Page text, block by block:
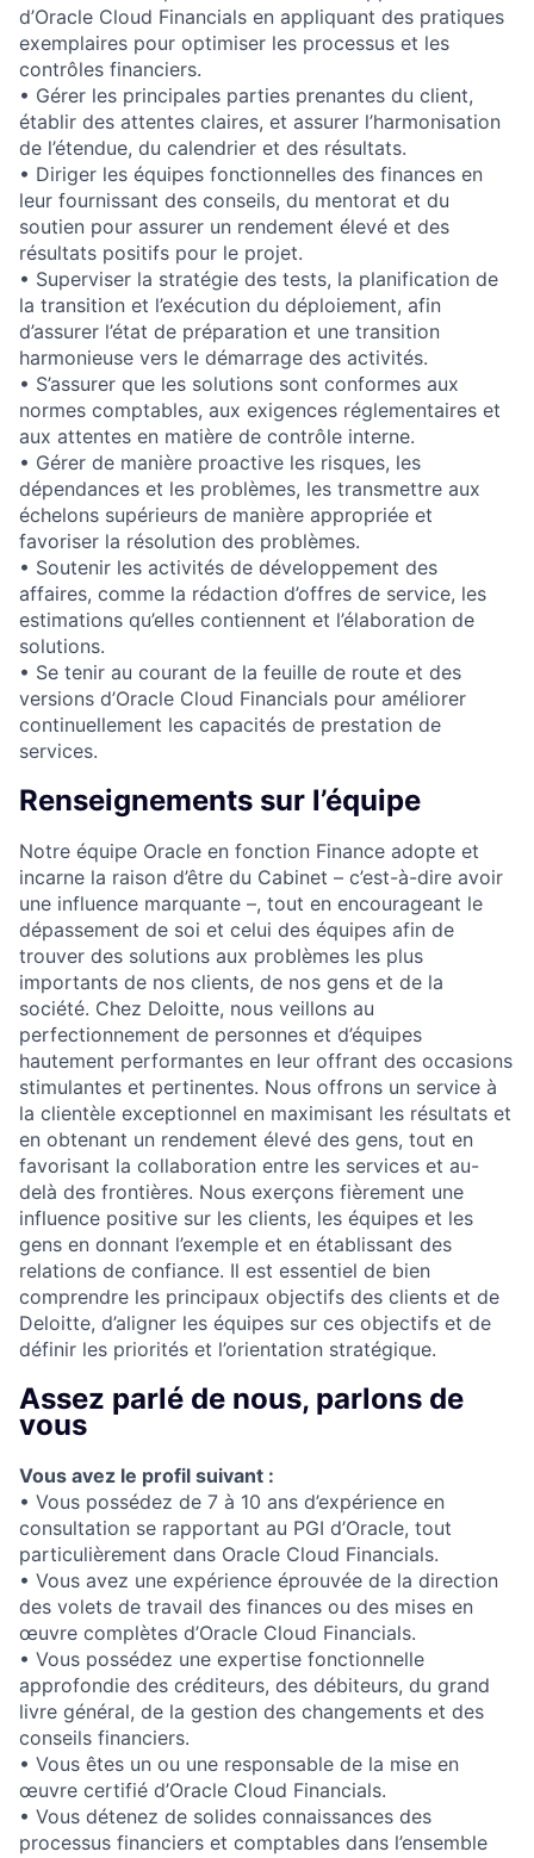
d’Oracle Cloud Financials en appliquant des pratiques
exemplaires pour optimiser les processus et les
contrôles financiers.
• Gérer les principales parties prenantes du client,
établir des attentes claires, et assurer l’harmonisation
de l’étendue, du calendrier et des résultats.
• Diriger les équipes fonctionnelles des finances en
leur fournissant des conseils, du mentorat et du
soutien pour assurer un rendement élevé et des
résultats positifs pour le projet.
• Superviser la stratégie des tests, la planification de
la transition et l’exécution du déploiement, afin
d’assurer l’état de préparation et une transition
harmonieuse vers le démarrage des activités.
• S’assurer que les solutions sont conformes aux
normes comptables, aux exigences réglementaires et
aux attentes en matière de contrôle interne.
• Gérer de manière proactive les risques, les
dépendances et les problèmes, les transmettre aux
échelons supérieurs de manière appropriée et
favoriser la résolution des problèmes.
• Soutenir les activités de développement des
affaires, comme la rédaction d’offres de service, les
estimations qu’elles contiennent et l’élaboration de
solutions.
• Se tenir au courant de la feuille de route et des
versions d’Oracle Cloud Financials pour améliorer
continuellement les capacités de prestation de
services.
Renseignements sur l’équipe
Notre équipe Oracle en fonction Finance adopte et
incarne la raison d’être du Cabinet – c’est-à-dire avoir
une influence marquante –, tout en encourageant le
dépassement de soi et celui des équipes afin de
trouver des solutions aux problèmes les plus
importants de nos clients, de nos gens et de la
société. Chez Deloitte, nous veillons au
perfectionnement de personnes et d’équipes
hautement performantes en leur offrant des occasions
stimulantes et pertinentes. Nous offrons un service à
la clientèle exceptionnel en maximisant les résultats et
en obtenant un rendement élevé des gens, tout en
favorisant la collaboration entre les services et au-
delà des frontières. Nous exerçons fièrement une
influence positive sur les clients, les équipes et les
gens en donnant l’exemple et en établissant des
relations de confiance. Il est essentiel de bien
comprendre les principaux objectifs des clients et de
Deloitte, d’aligner les équipes sur ces objectifs et de
définir les priorités et l’orientation stratégique.
Assez parlé de nous, parlons de
vous
Vous avez le profil suivant :
• Vous possédez de 7 à 10 ans d’expérience en
consultation se rapportant au PGI d’Oracle, tout
particulièrement dans Oracle Cloud Financials.
• Vous avez une expérience éprouvée de la direction
des volets de travail des finances ou des mises en
œuvre complètes d’Oracle Cloud Financials.
• Vous possédez une expertise fonctionnelle
approfondie des créditeurs, des débiteurs, du grand
livre général, de la gestion des changements et des
conseils financiers.
• Vous êtes un ou une responsable de la mise en
œuvre certifié d’Oracle Cloud Financials.
• Vous détenez de solides connaissances des
processus financiers et comptables dans l’ensemble